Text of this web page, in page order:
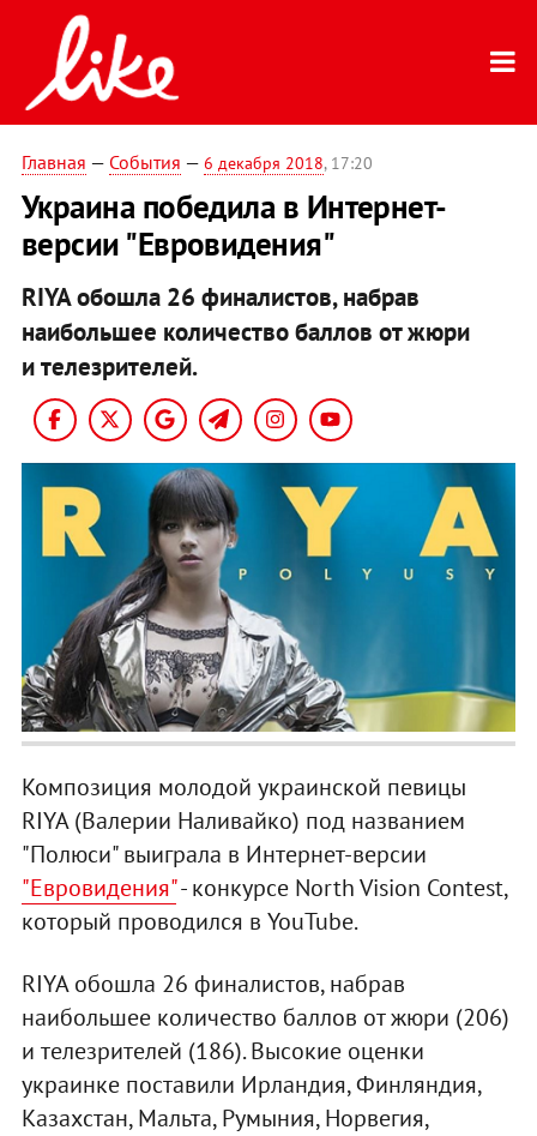
Главная — События — 6 декабря 2018, 17:20
Украина победила в Интернет-
версии "Евровидения"
RIYA обошла 26 финалистов, набрав
наибольшее количество баллов от жюри
и телезрителей.
Композиция молодой украинской певицы
RIYA (Валерии Наливайко) под названием
"Полюси" выиграла в Интернет-версии
"Евровидения"- конкурсе North Vision Contest,
который проводился в YouTube.
RIYA обошла 26 финалистов, набрав
наибольшее количество баллов от жюри (206)
и телезрителей (186). Высокие оценки
украинке поставили Ирландия, Финляндия,
Казахстан, Мальта, Румыния, Норвегия,